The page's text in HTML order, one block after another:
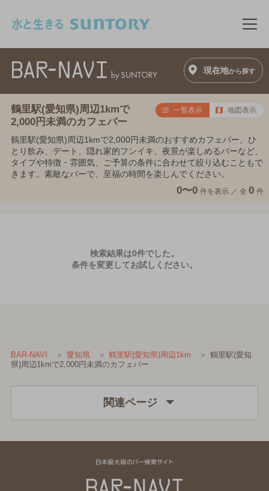
メ
現在地から探す
鶴里駅(愛知県)周辺1kmで
2,000円未満のカフェバー
一覧表示 地図表示
鶴里駅(愛知県)周辺1kmで2,000円未満のおすすめカフェバー。ひ
とり飲み、デート、隠れ家的フンイキ、夜景が楽しめるバーなど、
タイプや特徴・雰囲気、ご予算の条件に合わせて絞り込むこともで
きます。素敵なバーで、至福の時間を楽しんでください。
0〜0 件を表示 ／ 全 0 件
検索結果は0件でした。
条件を変更してお試しください。
BAR-NAVI 愛知県 鶴里駅(愛知県)周辺1km
鶴里駅(愛知
県)周辺1kmで2,000円未満のカフェバー
関連ページ